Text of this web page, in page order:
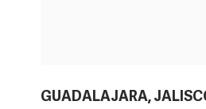
GUADALAJARA,